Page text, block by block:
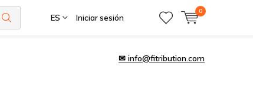
ES Iniciar sesión
0
✉ info@fitribution.com